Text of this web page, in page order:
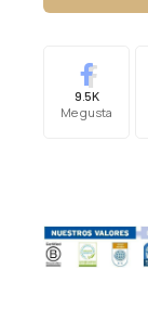
9.5K
Me gusta